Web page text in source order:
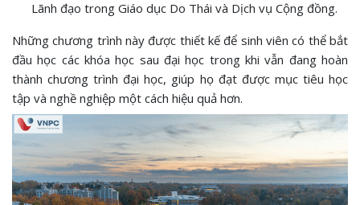
Lãnh đạo trong Giáo dục Do Thái và Dịch vụ Cộng đồng.
Những chương trình này được thiết kế để sinh viên có thể bắt
đầu học các khóa học sau đại học trong khi vẫn đang hoàn
thành chương trình đại học, giúp họ đạt được mục tiêu học
tập và nghề nghiệp một cách hiệu quả hơn.